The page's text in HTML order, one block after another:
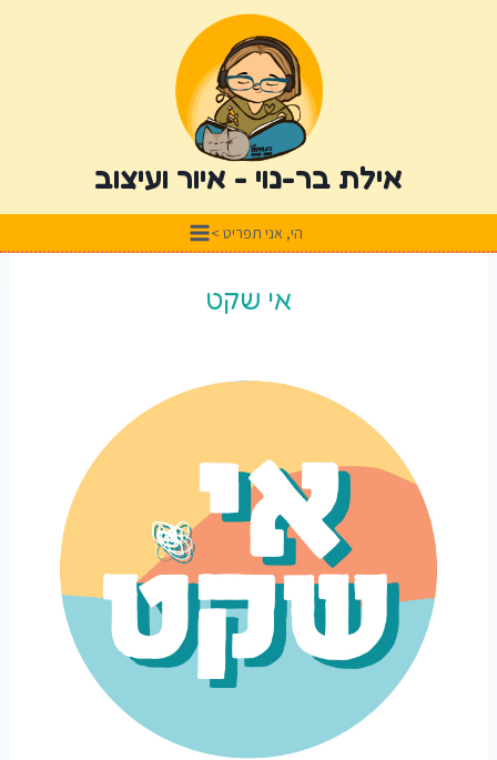
אילת בר-נוי - איור ועיצוב
הי, אני תפריט >
אי שקט